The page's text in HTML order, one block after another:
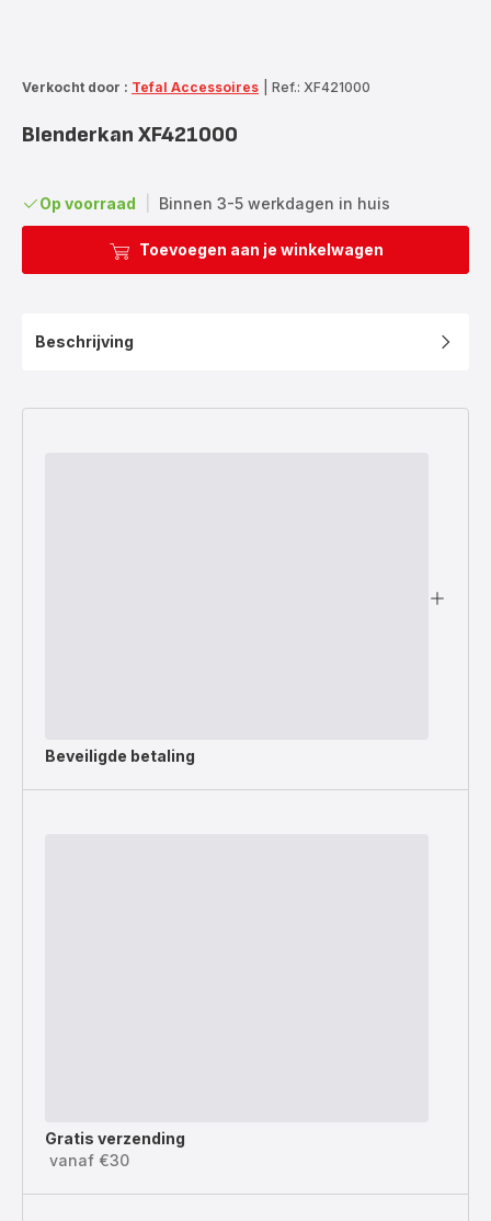
Verkocht door : Tefal Accessoires Ref.: XF421000
Blenderkan XF421000
Op voorraad Binnen 3-5 werkdagen in huis
Toevoegen aan je winkelwagen
Beschrijving
Beveiligde betaling
Gratis verzending
vanaf €30